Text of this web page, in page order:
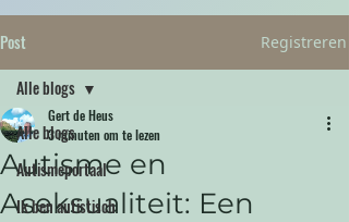
Post Registreren
Alle blogs
Autismeportaal
Ik ben autistisch
Alle blogs
Autisme en
Aseksualiteit: Een
Gert de Heus
3 minuten om te lezen